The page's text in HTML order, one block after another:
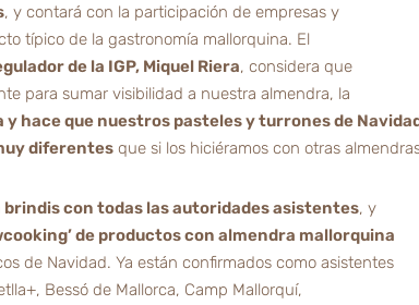
, y contará con la participación de empresas y
típico de la gastronomía mallorquina. El
de la IGP, Miquel Riera, considera que
para sumar visibilidad a nuestra almendra, la
y hace que nuestros pasteles y turrones de
diferentesque si los hiciéramos con otras
brindis con todas las autoridades asistentes, y
de productos con almendra mallorquina
de Navidad. Ya están confirmados como asistentes
Bessó de Mallorca, Camp Mallorquí,